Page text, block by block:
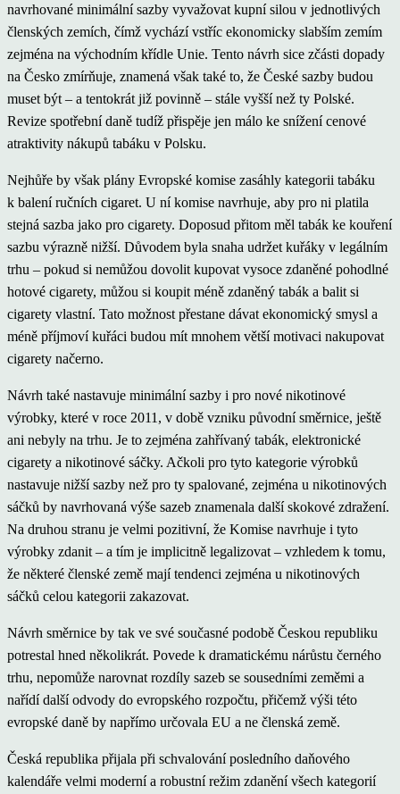
navrhované minimální sazby vyvažovat kupní silou v jednotlivých
členských zemích, čímž vychází vstříc ekonomicky slabším zemím
zejména na východním křídle Unie. Tento návrh sice zčásti dopady
na Česko zmírňuje, znamená však také to, že České sazby budou
muset být – a tentokrát již povinně – stále vyšší než ty Polské.
Revize spotřební daně tudíž přispěje jen málo ke snížení cenové
atraktivity nákupů tabáku v Polsku.
Nejhůře by však plány Evropské komise zasáhly kategorii tabáku
k balení ručních cigaret. U ní komise navrhuje, aby pro ni platila
stejná sazba jako pro cigarety. Doposud přitom měl tabák ke kouření
sazbu výrazně nižší. Důvodem byla snaha udržet kuřáky v legálním
trhu – pokud si nemůžou dovolit kupovat vysoce zdaněné pohodlné
hotové cigarety, můžou si koupit méně zdaněný tabák a balit si
cigarety vlastní. Tato možnost přestane dávat ekonomický smysl a
méně příjmoví kuřáci budou mít mnohem větší motivaci nakupovat
cigarety načerno.
Návrh také nastavuje minimální sazby i pro nové nikotinové
výrobky, které v roce 2011, v době vzniku původní směrnice, ještě
ani nebyly na trhu. Je to zejména zahřívaný tabák, elektronické
cigarety a nikotinové sáčky. Ačkoli pro tyto kategorie výrobků
nastavuje nižší sazby než pro ty spalované, zejména u nikotinových
sáčků by navrhovaná výše sazeb znamenala další skokové zdražení.
Na druhou stranu je velmi pozitivní, že Komise navrhuje i tyto
výrobky zdanit – a tím je implicitně legalizovat – vzhledem k tomu,
že některé členské země mají tendenci zejména u nikotinových
sáčků celou kategorii zakazovat.
Návrh směrnice by tak ve své současné podobě Českou republiku
potrestal hned několikrát. Povede k dramatickému nárůstu černého
trhu, nepomůže narovnat rozdíly sazeb se sousedními zeměmi a
nařídí další odvody do evropského rozpočtu, přičemž výši této
evropské daně by napřímo určovala EU a ne členská země.
Česká republika přijala při schvalování posledního daňového
kalendáře velmi moderní a robustní režim zdanění všech kategorií